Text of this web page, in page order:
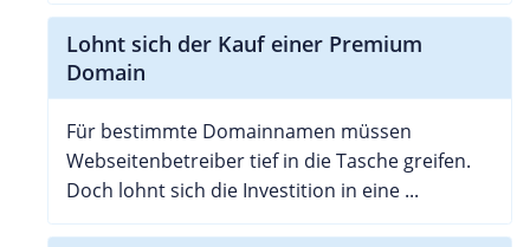
Lohnt sich der Kauf einer Premium
Domain
Für bestimmte Domainnamen müssen
Webseitenbetreiber tief in die Tasche greifen.
Doch lohnt sich die Investition in eine ...